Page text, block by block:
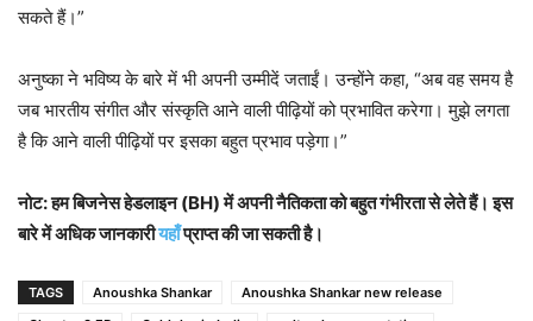
सकते हैं।”
अनुष्का ने भविष्य के बारे में भी अपनी उम्मीदें जताईं। उन्होंने कहा, “अब वह समय है
जब भारतीय संगीत और संस्कृति आने वाली पीढ़ियों को प्रभावित करेगा। मुझे लगता
है कि आने वाली पीढ़ियों पर इसका बहुत प्रभाव पड़ेगा।”
नोट: हम बिजनेस हेडलाइन (BH) में अपनी नैतिकता को बहुत गंभीरता से लेते हैं। इस
बारे में अधिक जानकारीयहाँप्राप्त की जा सकती है।
TAGS Anoushka Shankar
Anoushka Shankar new release